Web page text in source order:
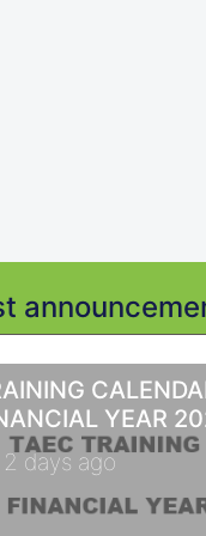
YEAR
2 days ago